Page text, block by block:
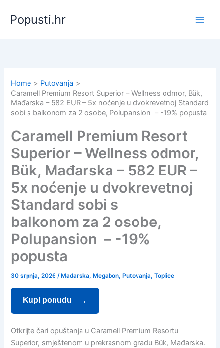
content
Popusti.hr
Home
Putovanja
Caramell Premium Resort Superior – Wellness odmor, Bük,
Mađarska – 582 EUR – 5x noćenje u dvokrevetnoj Standard
sobi s balkonom za 2 osobe, Polupansion – -19% popusta
Caramell Premium Resort
Superior – Wellness odmor,
Bük, Mađarska – 582 EUR –
5x noćenje u dvokrevetnoj
Standard sobi s
balkonom za 2 osobe,
Polupansion – -19%
popusta
30 srpnja, 2026/ Mađarska, Megabon, Putovanja,Toplice
Kupi ponudu
Otkrijte čari opuštanja u Caramell Premium Resortu
Superior, smještenom u prekrasnom gradu Bük, Mađarska.